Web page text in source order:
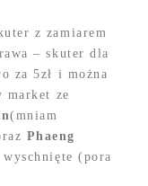
z zamiarem
– skuter dla
za 5zł i można
ze
(mniam
Phaeng
(pora